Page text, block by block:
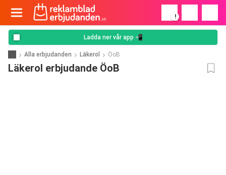
!
Ladda ner vår app 📲
Alla erbjudanden Läkerol ÖoB
Läkerol erbjudande ÖoB